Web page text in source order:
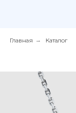
Главная → Каталог